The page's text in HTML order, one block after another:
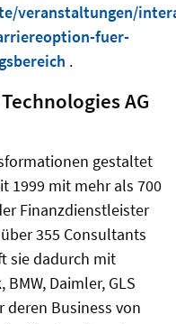
veranstaltungen/
fuer-
.
AG
gestaltet
1999 mit mehr als 700
Finanzdienstleister
355 Consultants
sie dadurch mit
Daimler, GLS
deren Business von